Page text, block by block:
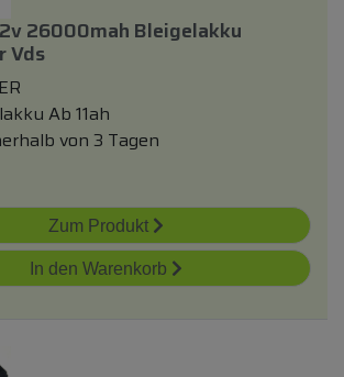
26000mah Bleigelakku
Vds
Ab 11ah
von 3 Tagen
Zum Produkt
In den Warenkorb